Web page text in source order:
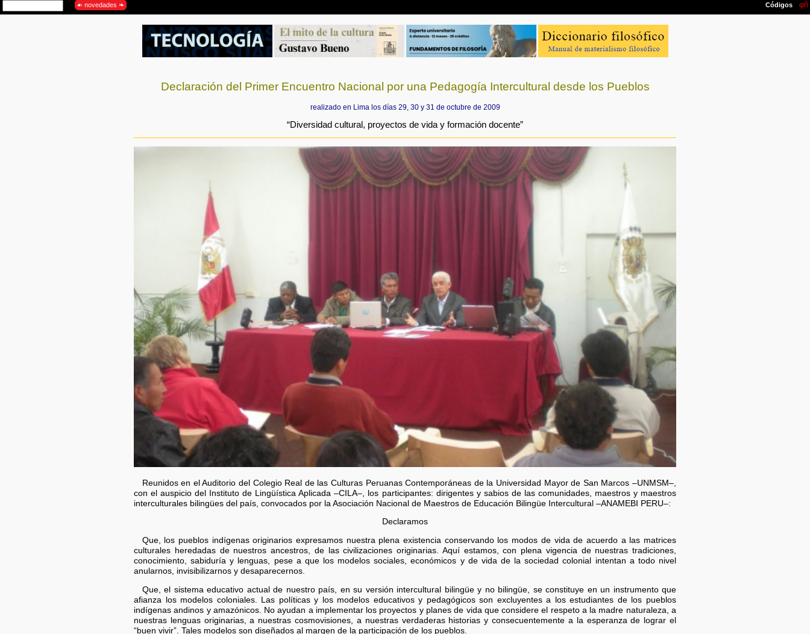
Declaración del Primer Encuentro Nacional por una Pedagogía Intercultural desde los Pueblos
realizado en Lima los días 29, 30 y 31 de octubre de 2009
“Diversidad cultural, proyectos de vida y formación docente”
Reunidos en el Auditorio del Colegio Real de las Culturas Peruanas Contemporáneas de la Universidad Mayor de San Marcos –UNMSM–,
con el auspicio del Instituto de Lingüística Aplicada –CILA–, los participantes: dirigentes y sabios de las comunidades, maestros y maestros
interculturales bilingües del país, convocados por la Asociación Nacional de Maestros de Educación Bilingüe Intercultural –ANAMEBI PERU–:
Declaramos
Que, los pueblos indígenas originarios expresamos nuestra plena existencia conservando los modos de vida de acuerdo a las matrices
culturales heredadas de nuestros ancestros, de las civilizaciones originarias. Aquí estamos, con plena vigencia de nuestras tradiciones,
conocimiento, sabiduría y lenguas, pese a que los modelos sociales, económicos y de vida de la sociedad colonial intentan a todo nivel
anularnos, invisibilizarnos y desaparecernos.
Que, el sistema educativo actual de nuestro país, en su versión intercultural bilingüe y no bilingüe, se constituye en un instrumento que
afianza los modelos coloniales. Las políticas y los modelos educativos y pedagógicos son excluyentes a los estudiantes de los pueblos
indígenas andinos y amazónicos. No ayudan a implementar los proyectos y planes de vida que considere el respeto a la madre naturaleza, a
nuestras lenguas originarias, a nuestras cosmovisiones, a nuestras verdaderas historias y consecuentemente a la esperanza de lograr el
“buen vivir”. Tales modelos son diseñados al margen de la participación de los pueblos.